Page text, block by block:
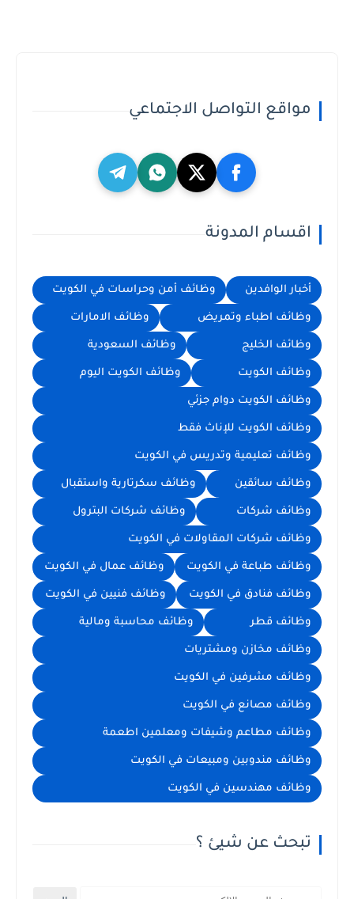
مواقع التواصل الاجتماعي
اقسام المدونة
أخبار الوافدين وظائف أمن وحراسات في الكويت
وظائف اطباء وتمريض وظائف الامارات
وظائف الخليج وظائف السعودية
وظائف الكويت وظائف الكويت اليوم
وظائف الكويت دوام جزئي
وظائف الكويت للإناث فقط
وظائف تعليمية وتدريس في الكويت
وظائف سائقين وظائف سكرتارية واستقبال
وظائف شركات وظائف شركات البترول
وظائف شركات المقاولات في الكويت
وظائف طباعة في الكويت وظائف عمال في الكويت
وظائف فنادق في الكويت وظائف فنيين في الكويت
وظائف قطر وظائف محاسبة ومالية
وظائف مخازن ومشتريات
وظائف مشرفين في الكويت
وظائف مصانع في الكويت
وظائف مطاعم وشيفات ومعلمين اطعمة
وظائف مندوبين ومبيعات في الكويت
وظائف مهندسين في الكويت
تبحث عن شيئ ؟